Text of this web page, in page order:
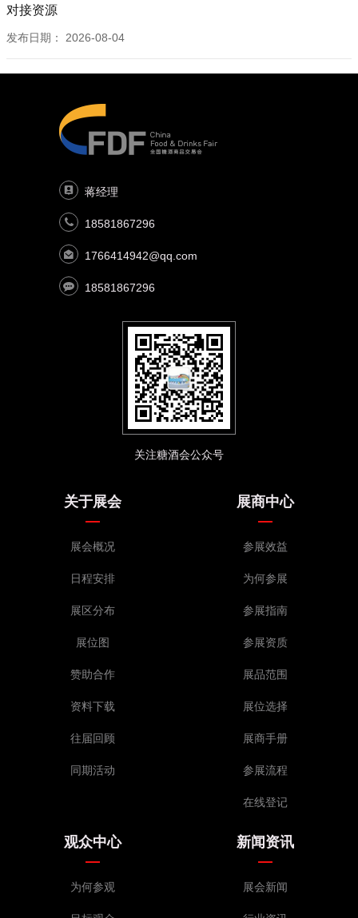
对接资源
发布日期： 2026-08-04
蒋经理
18581867296
1766414942@qq.com
18581867296
关注糖酒会公众号
关于展会
展会概况
日程安排
展区分布
展位图
赞助合作
资料下载
往届回顾
同期活动
展商中心
参展效益
为何参展
参展指南
参展资质
展品范围
展位选择
展商手册
参展流程
在线登记
观众中心
为何参观
新闻资讯
展会新闻